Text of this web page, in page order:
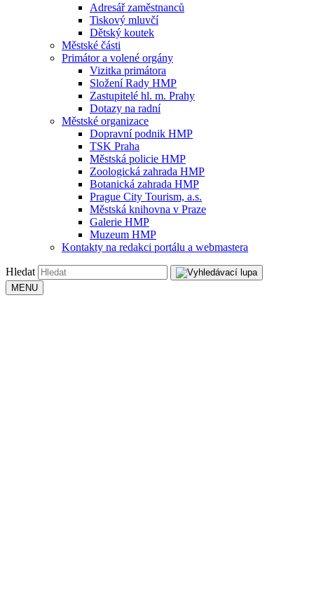
Adresář zaměstnanců
Tiskový mluvčí
Dětský koutek
Městské části
Primátor a volené orgány
Vizitka primátora
Složení Rady HMP
Zastupitelé hl. m. Prahy
Dotazy na radní
Městské organizace
Dopravní podnik HMP
TSK Praha
Městská policie HMP
Zoologická zahrada HMP
Botanická zahrada HMP
Prague City Tourism, a.s.
Městská knihovna v Praze
Galerie HMP
Muzeum HMP
Kontakty na redakci portálu a webmastera
Hledat
MENU